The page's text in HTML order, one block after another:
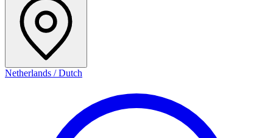
Netherlands / Dutch